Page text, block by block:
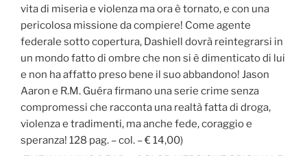
vita di miseria e violenza ma ora è tornato, e con una
pericolosa missione da compiere! Come agente
federale sotto copertura, Dashiell dovrà reintegrarsi in
un mondo fatto di ombre che non si è dimenticato di lui
e non ha affatto preso bene il suo abbandono! Jason
Aaron e R.M. Guéra firmano una serie crime senza
compromessi che racconta una realtà fatta di droga,
violenza e tradimenti, ma anche fede, coraggio e
speranza! 128 pag. – col. – € 14,00)